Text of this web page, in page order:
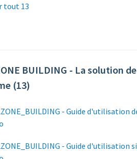
tout 13
BUILDING - La solution
(13)
- Guide d'utilisation détaillé du thermostat
- Guide d'utilisation simplifié du thermostat